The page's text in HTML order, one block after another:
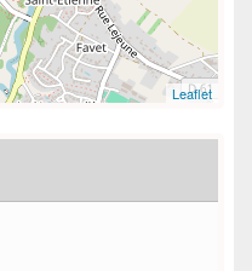
Leaflet